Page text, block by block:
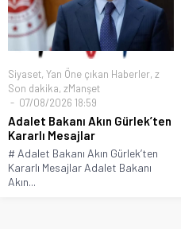
Siyaset, Yan Öne çıkan Haberler, z
Son dakika, zManşet
07/08/2026 18:59
Adalet Bakanı Akın Gürlek’ten
Kararlı Mesajlar
# Adalet Bakanı Akın Gürlek’ten
Kararlı Mesajlar Adalet Bakanı
Akın...